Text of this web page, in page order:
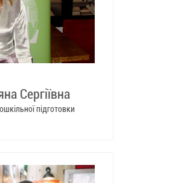
Сергіївна
підготовки